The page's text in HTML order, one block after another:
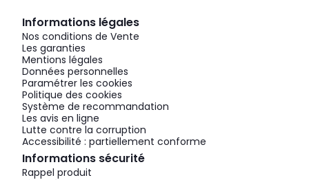
Informations légales
Nos conditions de Vente
Les garanties
Mentions légales
Données personnelles
Paramétrer les cookies
Politique des cookies
Système de recommandation
Les avis en ligne
Lutte contre la corruption
Accessibilité : partiellement conforme
Informations sécurité
Rappel produit